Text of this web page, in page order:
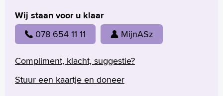
Tekstgrootte A
Voorleesfunctie
Zoeken
English
Wij staan voor u klaar
078 654 11 11 MijnASz
Compliment, klacht, suggestie?
Stuur een kaartje en doneer